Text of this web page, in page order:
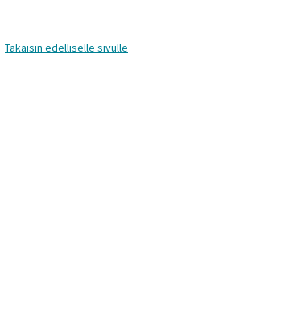
Takaisin edelliselle sivulle